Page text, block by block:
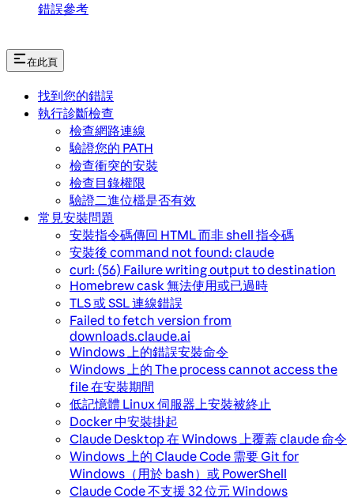
錯誤參考
在此頁
找到您的錯誤
執行診斷檢查
檢查網路連線
驗證您的 PATH
檢查衝突的安裝
檢查目錄權限
驗證二進位檔是否有效
常見安裝問題
安裝指令碼傳回 HTML 而非 shell 指令碼
安裝後 command not found: claude
curl: (56) Failure writing output to destination
Homebrew cask 無法使用或已過時
TLS 或 SSL 連線錯誤
Failed to fetch version from
downloads.claude.ai
Windows 上的錯誤安裝命令
Windows 上的 The process cannot access the
file 在安裝期間
低記憶體 Linux 伺服器上安裝被終止
Docker 中安裝掛起
Claude Desktop 在 Windows 上覆蓋 claude 命令
Windows 上的 Claude Code 需要 Git for
Windows（用於 bash）或 PowerShell
Claude Code 不支援 32 位元 Windows